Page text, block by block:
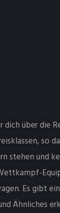
über die
so
stehen und
Es gibt
Ähnliches